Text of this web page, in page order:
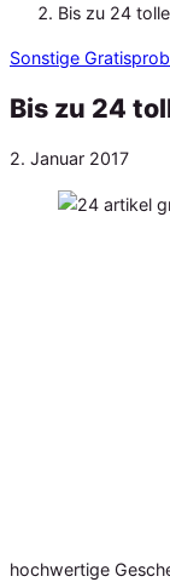
Bis zu 24
Sonstige
Bis zu 24
Veröffentlicht
2. Januar 2017
hochwertige